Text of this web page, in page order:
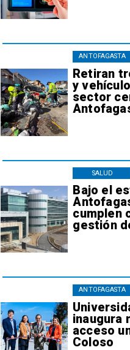
Retiran
y
sector
ANTOFAGASTA
Bajo el
cumplen
gestión
SALUD
inaugura
acceso
Coloso
ANTOFAGASTA